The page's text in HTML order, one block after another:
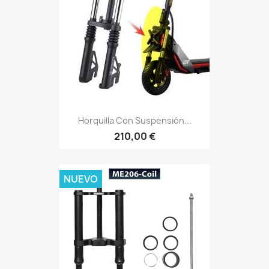
Horquilla Con Suspensión...
210,00 €
NUEVO